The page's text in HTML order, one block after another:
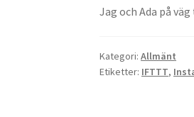
Jag och Ada på
Kategori:Allmänt
Etiketter: IFTTT,